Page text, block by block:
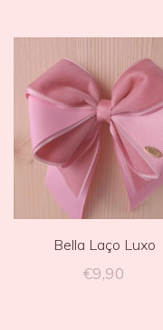
Bella Laço Luxo
€9,90